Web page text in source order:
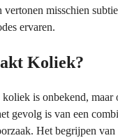
vertonen misschien
ervaren.
Koliek?
is onbekend, maar
gevolg is van een
Het begrijpen van